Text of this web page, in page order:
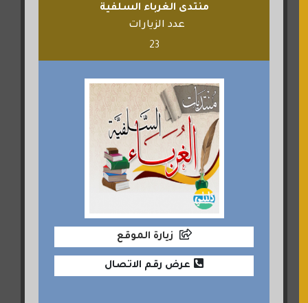
منتدى الغرباء السلفية
عدد الزيارات
23
زيارة الموقع
عرض رقم الاتصال